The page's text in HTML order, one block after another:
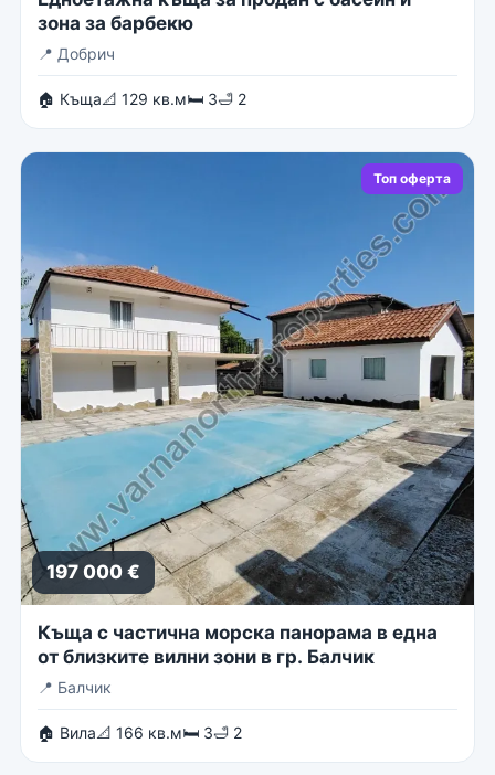
зона за барбекю
📍 Добрич
🏠 Къща📐 129 кв.м🛏 3🛁 2
Топ оферта
197 000 €
Къща с частична морска панорама в една
от близките вилни зони в гр. Балчик
📍 Балчик
🏠 Вила📐 166 кв.м🛏 3🛁 2